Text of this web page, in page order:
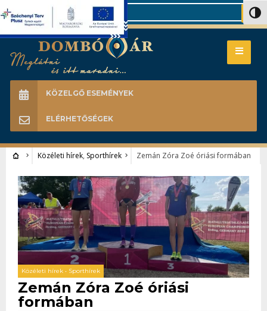
Search
KÖZELGŐ ESEMÉNYEK
ELÉRHETŐSÉGEK
Közéleti hírek, Sporthírek Zemán Zóra Zoé óriási formában
Közéleti hírek • Sporthírek
Zemán Zóra Zoé óriási
formában